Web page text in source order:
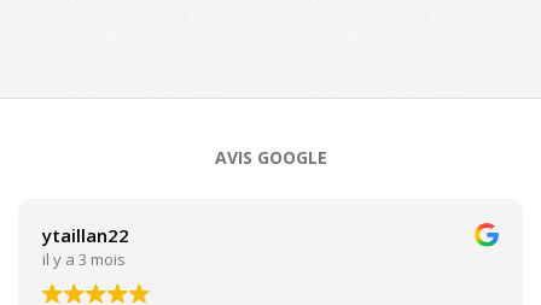
AVIS GOOGLE
ytaillan22
il y a 3 mois